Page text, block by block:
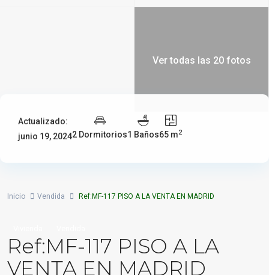
Ver todas las 20 fotos
Actualizado:
junio 19, 20242 Dormitorios1 Baños65 m2
Inicio Vendida Ref:MF-117 PISO A LA VENTA EN MADRID
Ref:MF-117 PISO A LA
VENTA EN MADRID